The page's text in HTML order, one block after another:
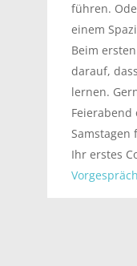
führen.
einem
Beim
darauf,
lernen.
Feierabend
Samstagen
Ihr erstes
Vorgespräch